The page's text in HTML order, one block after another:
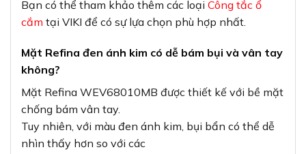
Bạn có thể tham khảo thêm các loại Công tắc ổ
cắm tại VIKI để có sự lựa chọn phù hợp nhất.
Mặt Refina đen ánh kim có dễ bám bụi và vân tay
không?
Mặt Refina WEV68010MB được thiết kế với bề mặt
chống bám vân tay.
Tuy nhiên, với màu đen ánh kim, bụi bẩn có thể dễ
nhìn thấy hơn so với các